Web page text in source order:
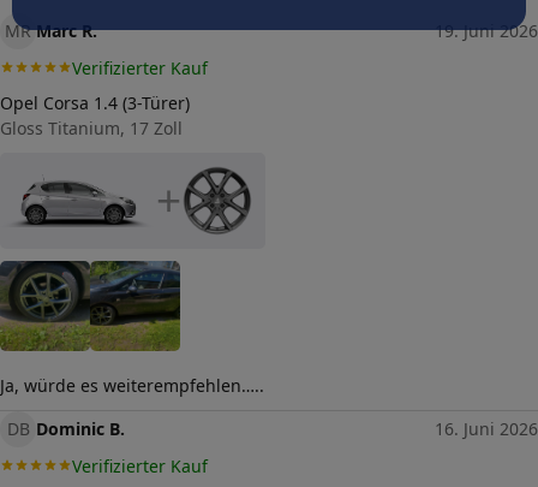
Traglast (in kg)
715
Allgemeine Produktsicherheit
Herstellerkontakt
MR Marc R.
19. Juni 2026
Verifizierter Kauf
Opel Corsa 1.4 (3-Türer)
Gloss Titanium, 17 Zoll
+
Ja, würde es weiterempfehlen…..
DB Dominic B.
16. Juni 2026
Verifizierter Kauf